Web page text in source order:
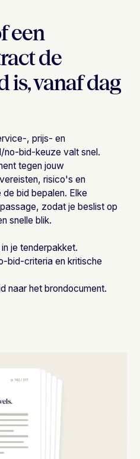
een
de
is, vanaf dag
, prijs- en
no-bid-keuze valt snel.
tegen jouw
risico's en
bid bepalen. Elke
zodat je beslist op
snelle blik.
je tenderpakket.
bid-criteria en kritische
naar het brondocument.